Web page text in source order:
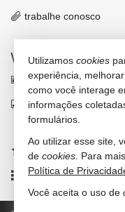
trabalhe conosco
VEJA MAIS
receba nosso
indicadores
imóveis favoritos
mapa de imóveis
Utilizamos cookies
experiência,
como você interage
informações
formulários.
Ao utilizar esse site,
de cookies . Para
Política de
Você aceita o uso de